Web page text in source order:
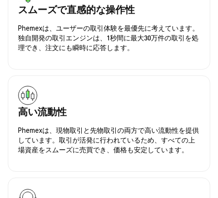
スムーズで直感的な操作性
Phemexは、ユーザーの取引体験を最優先に考えています。
独自開発の取引エンジンは、1秒間に最大30万件の取引を処
理でき、注文にも瞬時に応答します。
高い流動性
Phemexは、現物取引と先物取引の両方で高い流動性を提供
しています。取引が活発に行われているため、すべての上
場資産をスムーズに売買でき、価格も安定しています。